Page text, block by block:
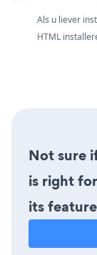
Als u liever
HTML
Not sure
is right
its